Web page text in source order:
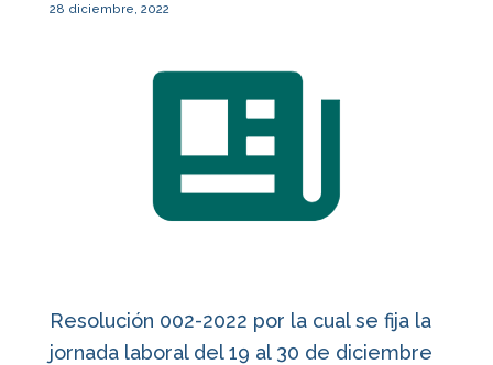
28 diciembre, 2022
Resolución 002-2022 por la cual se fija la
jornada laboral del 19 al 30 de diciembre